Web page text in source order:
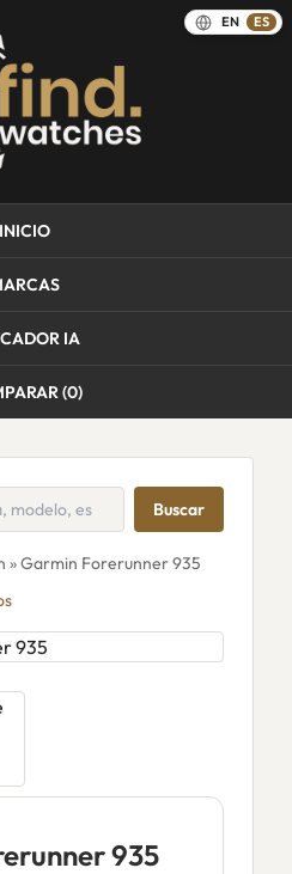
EN ES
INICIO
IA
(0)
Buscar
» Garmin Forerunner 935
935